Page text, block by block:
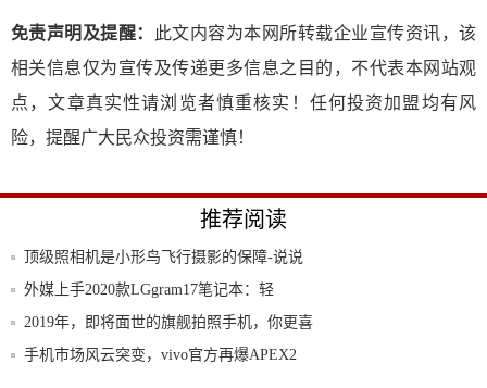
免责声明及提醒：
此文内容为本网所转载企业宣传资讯，该
相关信息仅为宣传及传递更多信息之目的，不代表本网站观
点，文章真实性请浏览者慎重核实！任何投资加盟均有风
险，提醒广大民众投资需谨慎！
推荐阅读
顶级照相机是小形鸟飞行摄影的保障-说说
我使用
外媒上手2020款LGgram17笔记本：轻
2019年，即将面世的旗舰拍照手机，你更喜
欢
手机市场风云突变，vivo官方再爆APEX2